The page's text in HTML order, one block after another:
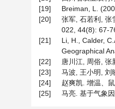
[19]
Breiman, L.
[20]
张军, 石若利, 张
022, 44(8): 67-
[21]
Li, H., Calder,
Geographical
[22]
唐川江, 周俗, 张
[23]
马波, 王小明, 刘
[24]
赵爽凯. 增温、
[25]
马亮. 基于气象